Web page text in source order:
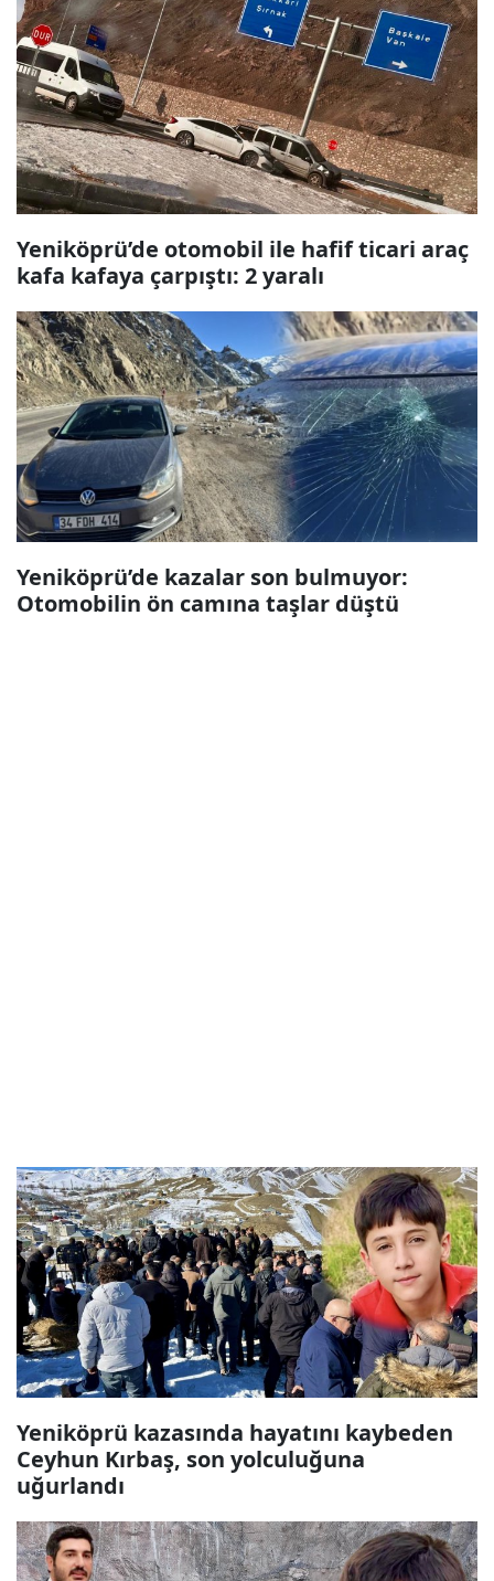
Yeniköprü’de otomobil ile hafif ticari araç
kafa kafaya çarpıştı: 2 yaralı
Yeniköprü’de kazalar son bulmuyor:
Otomobilin ön camına taşlar düştü
Yeniköprü kazasında hayatını kaybeden
Ceyhun Kırbaş, son yolculuğuna
uğurlandı